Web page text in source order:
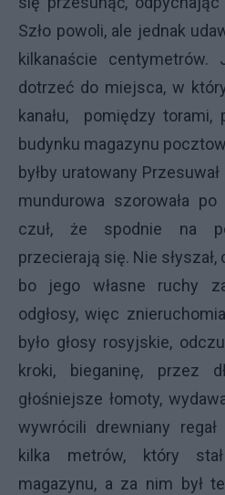
Szło powoli, ale jednak
kilkanaście centymetrów.
dotrzeć do miejsca, w
kanału, pomiędzy
budynku magazynu
byłby uratowany
mundurowa szorowała po
czuł, że spodnie na
przecierają się. Nie
bo jego własne ruchy
odgłosy, więc
było głosy rosyjskie,
kroki, bieganinę, przez
głośniejsze łomoty,
wywrócili drewniany
kilka metrów, który
magazynu, a za nim był